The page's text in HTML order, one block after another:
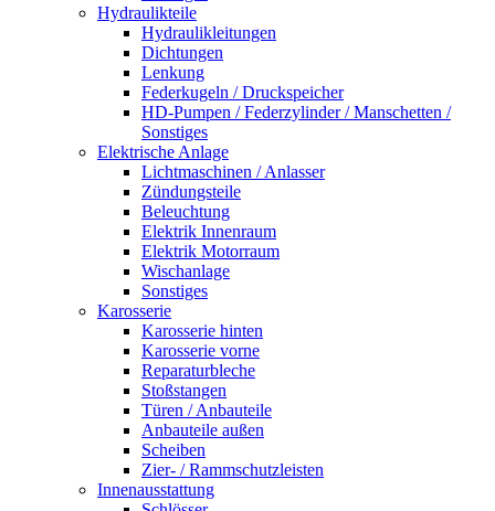
Hydraulikteile
Hydraulikleitungen
Dichtungen
Lenkung
Federkugeln / Druckspeicher
HD-Pumpen / Federzylinder / Manschetten /
Sonstiges
Elektrische Anlage
Lichtmaschinen / Anlasser
Zündungsteile
Beleuchtung
Elektrik Innenraum
Elektrik Motorraum
Wischanlage
Sonstiges
Karosserie
Karosserie hinten
Karosserie vorne
Reparaturbleche
Stoßstangen
Türen / Anbauteile
Anbauteile außen
Scheiben
Zier- / Rammschutzleisten
Innenausstattung